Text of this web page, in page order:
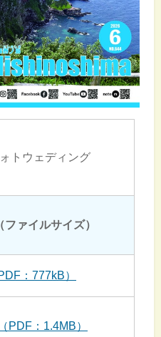
トウェディング
ファイルサイズ）
：777kB）
PDF：1.4MB）